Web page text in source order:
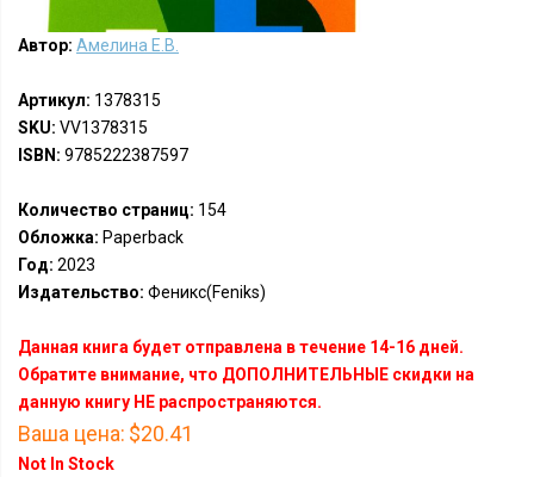
Автор: Амелина Е.В.
Артикул: 1378315
SKU: VV1378315
ISBN: 9785222387597
Количество страниц: 154
Обложка: Paperback
Год: 2023
Издательство: Феникс(Feniks)
Данная книга будет отправлена в течение 14-16 дней.
Обратите внимание, что ДОПОЛНИТЕЛЬНЫЕ скидки на
данную книгу НЕ распространяются.
Ваша цена: $20.41
Not In Stock